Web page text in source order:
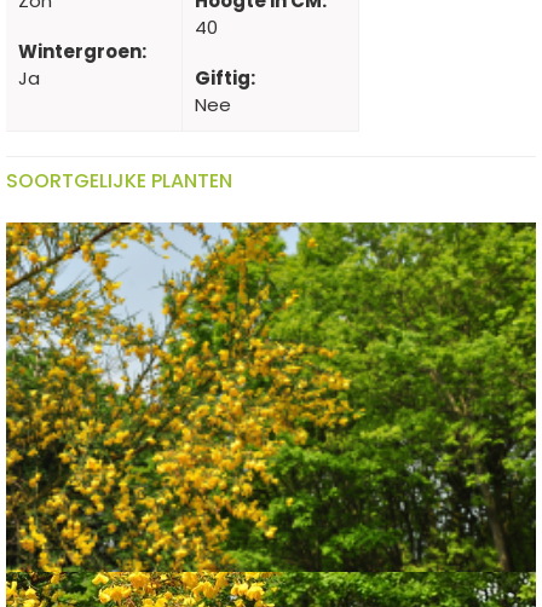
Wintergroen:
Ja
40
Giftig:
Nee
SOORTGELIJKE PLANTEN